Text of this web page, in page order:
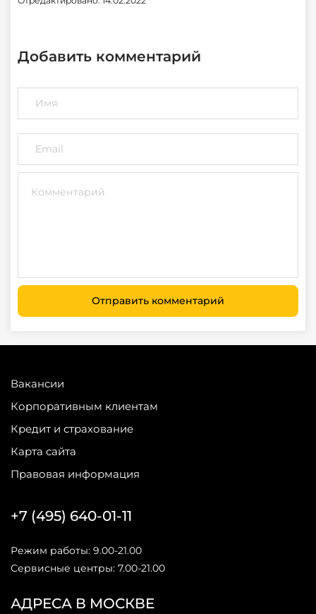
Добавить комментарий
Отправить комментарий
Вакансии
Корпоративным клиентам
Кредит и страхование
Карта сайта
Правовая информация
АДРЕСА В МОСКВЕ
+7 (495) 640-01-11
Режим работы: 9.00-21.00
Сервисные центры: 7.00-21.00